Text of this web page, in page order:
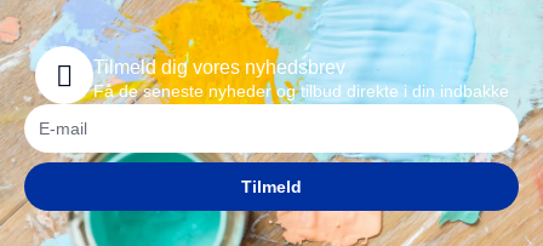
Tilmeld dig vores nyhedsbrev
Få de seneste nyheder og tilbud direkte i din indbakke
Tilmeld